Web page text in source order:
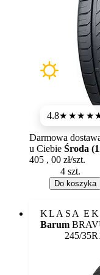
4.8
Dostępność:
Darmowa
u Ciebie Środa
405 , 00 zł/szt.
Do koszyka
KLASA
Barum
245/